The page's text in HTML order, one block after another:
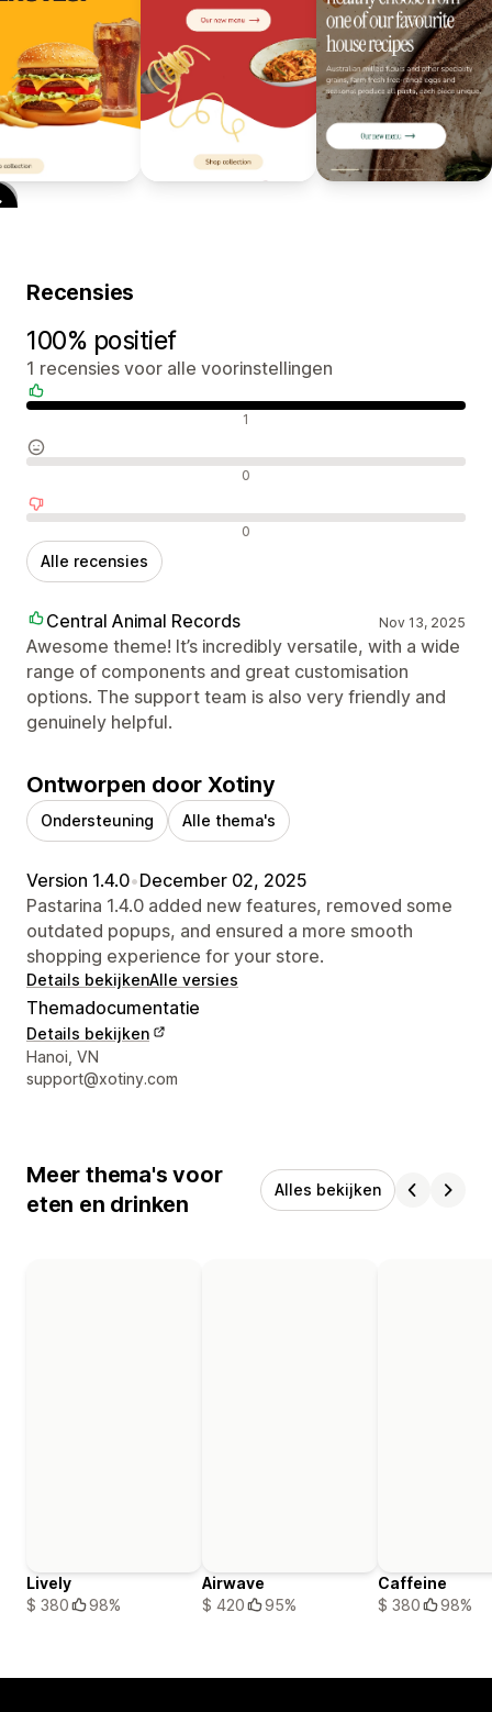
Recensies
100% positief
1 recensies voor alle voorinstellingen
1
0
0
Alle recensies
Central Animal Records Nov 13, 2025
Awesome theme! It’s incredibly versatile, with a wide
range of components and great customisation
options. The support team is also very friendly and
genuinely helpful.
Ontworpen door Xotiny
Ondersteuning Alle thema's
Version 1.4.0•December 02, 2025
Pastarina 1.4.0 added new features, removed some
outdated popups, and ensured a more smooth
shopping experience for your store.
Details bekijkenAlle versies
Themadocumentatie
Details bekijken
Contactgegevens ontwerper
Hanoi, VN
support@xotiny.com
Meer thema's voor
eten en drinken
Alles bekijken
Lively
$ 380
98%
Airwave
$ 420
95%
Caffeine
$ 380
98%